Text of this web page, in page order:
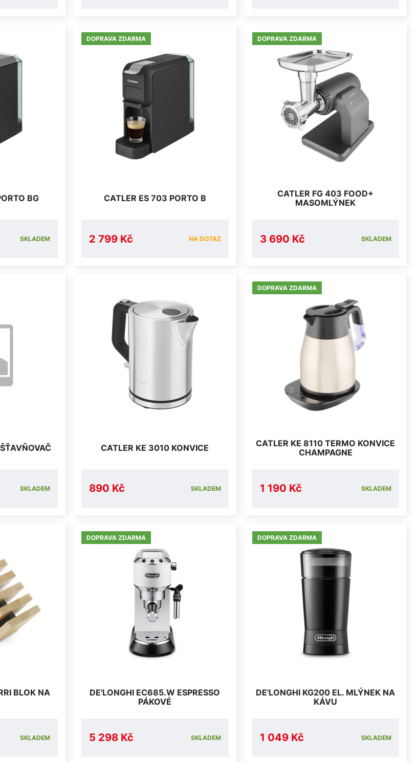
BG
SKLADEM
DOPRAVA ZDARMA
CATLER ES 703 PORTO B
2 799 Kč NA DOTAZ
DOPRAVA ZDARMA
CATLER FG 403 FOOD+
MASOMLÝNEK
3 690 Kč SKLADEM
SKLADEM
CATLER KE 3010 KONVICE
890 Kč SKLADEM
DOPRAVA ZDARMA
CATLER KE 8110 TERMO KONVICE
CHAMPAGNE
1 190 Kč SKLADEM
BLOK NA
SKLADEM
DOPRAVA ZDARMA
DE'LONGHI EC685.W ESPRESSO
PÁKOVÉ
5 298 Kč SKLADEM
DOPRAVA ZDARMA
DE'LONGHI KG200 EL. MLÝNEK NA
KÁVU
1 049 Kč SKLADEM